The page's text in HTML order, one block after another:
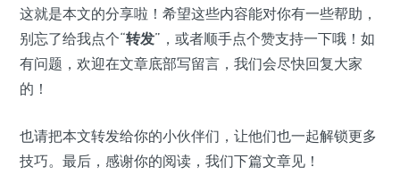
这就是本文的分享啦！希望这些内容能对你有一些帮助，
别忘了给我点个“转发”，或者顺手点个赞支持一下哦！如
有问题，欢迎在文章底部写留言，我们会尽快回复大家
的！
也请把本文转发给你的小伙伴们，让他们也一起解锁更多
技巧。最后，感谢你的阅读，我们下篇文章见！